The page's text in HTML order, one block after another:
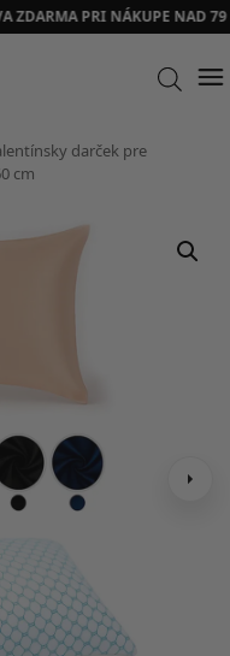
PRI NÁKUPE NAD 79
darček pre
cm